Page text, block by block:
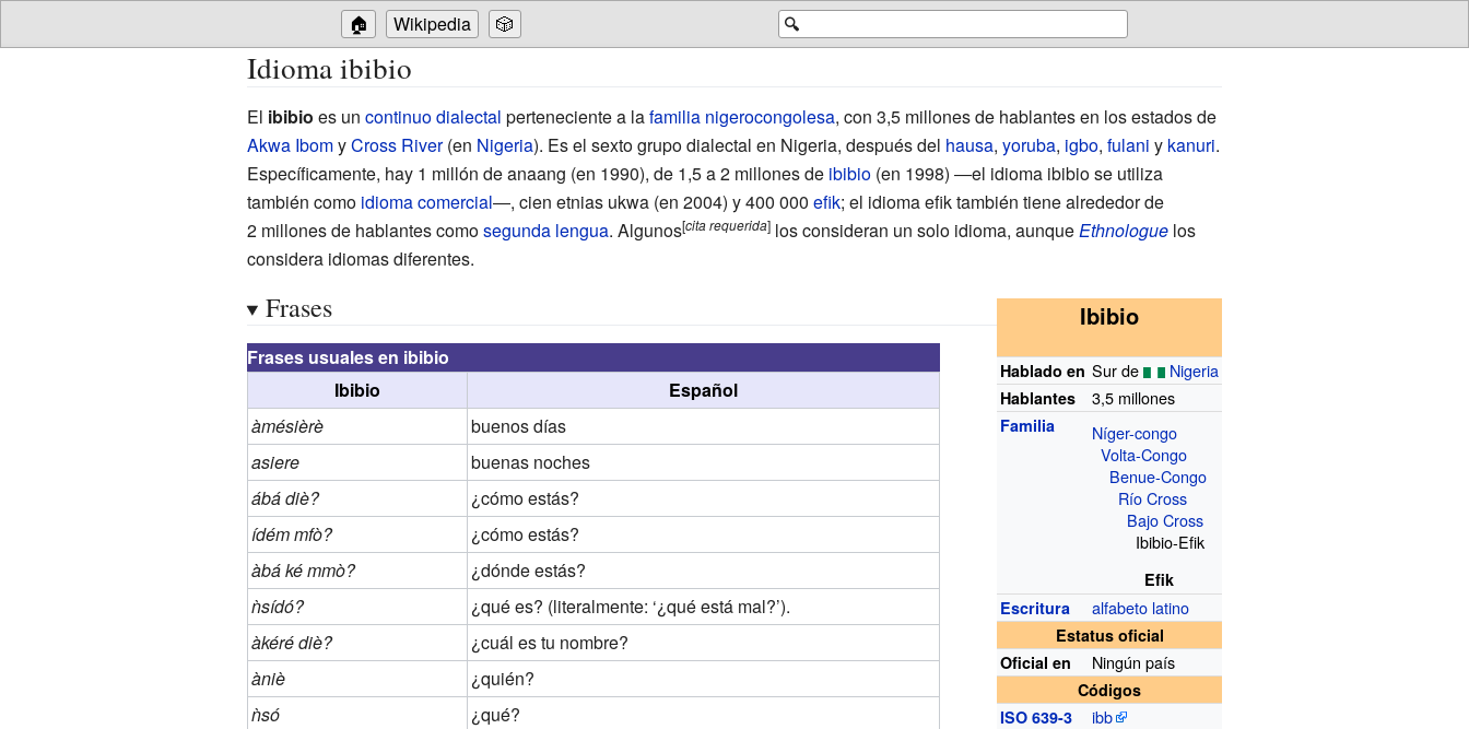
🔍
🏠 Wikipedia 🎲
Idioma ibibio
El ibibio es un continuo dialectal perteneciente a lafamilia nigerocongolesa, con 3,5 millones de hablantes en los estados de
Akwa IbomyCross River(en Nigeria). Es el sexto grupo dialectal en Nigeria, después del hausa, yoruba, igbo, fulani y kanuri.
Específicamente, hay 1 millón deanaang (en 1990), de 1,5 a 2 millones de ibibio(en 1998) ―el idioma ibibio se utiliza
también como idioma comercial―, cien etnias ukwa(en 2004) y 400 000 efik; el idioma efik también tiene alrededor de
2 millones de hablantes comosegunda lengua. Algunos[cita requerida]los consideran un solo idioma, aunque Ethnologuelos
considera idiomas diferentes.
Ibibio
Hablado en Sur de Nigeria
Hablantes 3,5 millones
Familia
Níger-congo
Volta-Congo
Benue-Congo
Río Cross
Bajo Cross
Ibibio-Efik
Efik
Escritura
alfabeto latino
Estatus oficial
Oficial en
Ningún país
Códigos
ISO 639-3
ibb
Frases
Frases usuales en ibibio
Ibibio
Español
àmésièrè
buenos días
asiere
buenas noches
ábá diè?
¿cómo estás?
ídém mfò?
¿cómo estás?
àbá ké mmò?
¿dónde estás?
ǹsídó?
¿qué es? (literalmente: ‘¿qué está mal?’).
àkéré diè?
¿cuál es tu nombre?
àniè
¿quién?
ǹsó
¿qué?